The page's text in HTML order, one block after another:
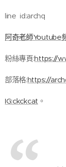
line id:archq
阿奇老師Youtube
粉絲專頁:https://
部落格:https://
IG:ckckcat 。